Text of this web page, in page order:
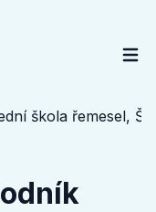
škola řemesel,